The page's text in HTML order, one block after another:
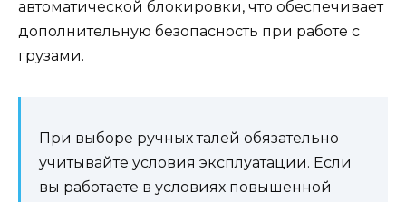
автоматической блокировки, что обеспечивает
дополнительную безопасность при работе с
грузами.
При выборе ручных талей обязательно
учитывайте условия эксплуатации. Если
вы работаете в условиях повышенной